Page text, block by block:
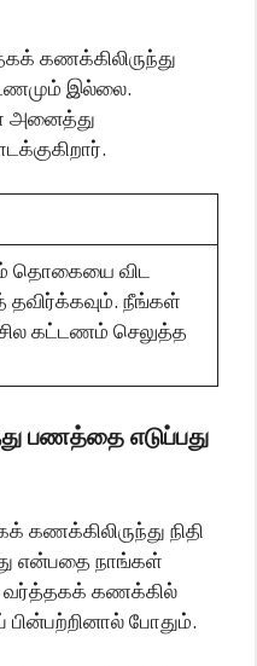
கணக்கிலிருந்து
இல்லை.
அனைத்து
தொகையை விட
நீங்கள்
கட்டணம் செலுத்த
பணத்தை எடுப்பது
கணக்கிலிருந்து நிதி
என்பதை நாங்கள்
வர்த்தகக் கணக்கில்
பின்பற்றினால் போதும்.